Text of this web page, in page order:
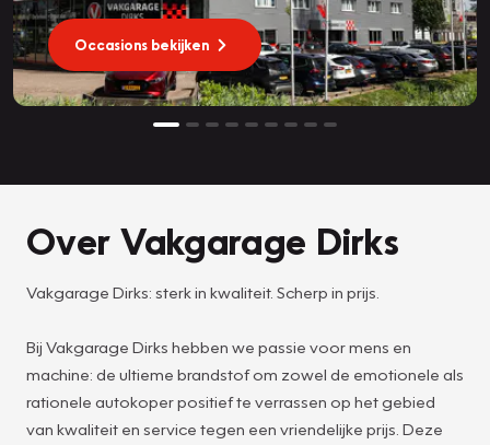
Occasions bekijken
Over Vakgarage Dirks
Vakgarage Dirks: sterk in kwaliteit. Scherp in prijs.
Bij Vakgarage Dirks hebben we passie voor mens en
machine: de ultieme brandstof om zowel de emotionele als
rationele autokoper positief te verrassen op het gebied
van kwaliteit en service tegen een vriendelijke prijs. Deze